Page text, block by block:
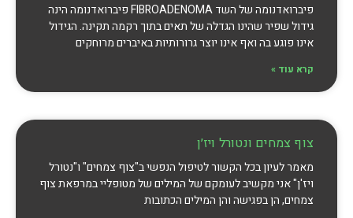
פיברואדנומה של השד FIBROADENOMA פיברואדנומה הינה
גידול שפיר שהינו הגדלה של תאים בתוך רקמה תקינה. הגידול
אינו פוגע בה ואף אינו יוצר גרורותיות באיברים מרוחקים
קרא עוד »
צוף צמחים ונטורל ויז׳ן
מאמר לעיון בכל הקשור לטיפול הנפשי ב"צוף צמחים" ו"נטורל
ויז'ן" אני מקשיב לעומקם של המילים של מטופליי במרפאת צוף
צמחים, הן בפגישה והן המילים הכתובות